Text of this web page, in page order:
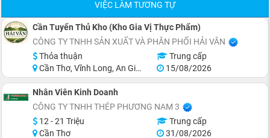
VIỆC LÀM TƯƠNG TỰ
Cần Tuyển Thủ Kho (Kho Gia Vị Thực Phẩm)
CÔNG TY TNHH SẢN XUẤT VÀ PHÂN PHỐI HẢI VÂN
Thỏa thuận
Trung cấp
Cần Thơ, Vĩnh Long, An Giang, Kiên Giang, Đồng Tháp, Hậu Giang
15/08/2026
Nhân Viên Kinh Doanh
CÔNG TY TNHH THÉP PHƯƠNG NAM 3
12 - 21 Triệu
Trung cấp
Cần Thơ
31/08/2026